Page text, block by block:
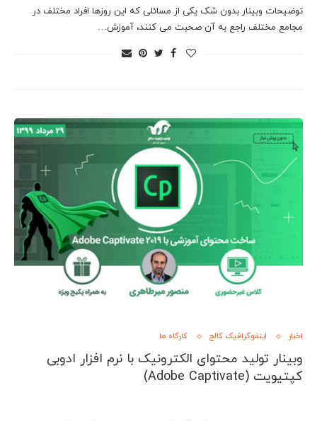
توضیحات وبینار بدون شک یکی از مسائلی که این روزها افراد مختلف در
مجامع مختلف راجع به آن صحبت می کنند، آموزش…
اخبار اینفوگرافیک کالج کارگاه ها
وبینار تولید محتوای الکترونیک با نرم افزار ادوبی
کپتیویت (Adobe Captivate)